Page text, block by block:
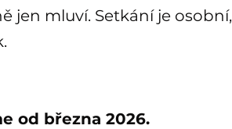
jen mluví. Setkání je
od března 2026.